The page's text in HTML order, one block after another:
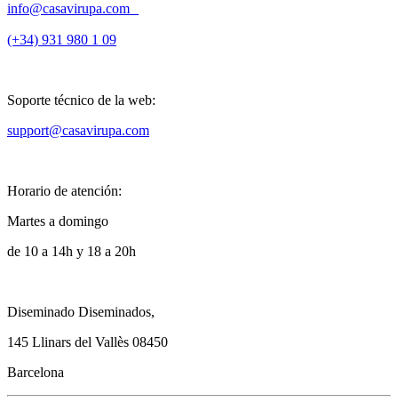
info@casavirupa.com
(+34) 931 980 1 09
Soporte técnico de la web:
support@casavirupa.com
Horario de atención:
Martes a domingo
de 10 a 14h y 18 a 20h
Diseminado Diseminados,
145 Llinars del Vallès 08450
Barcelona